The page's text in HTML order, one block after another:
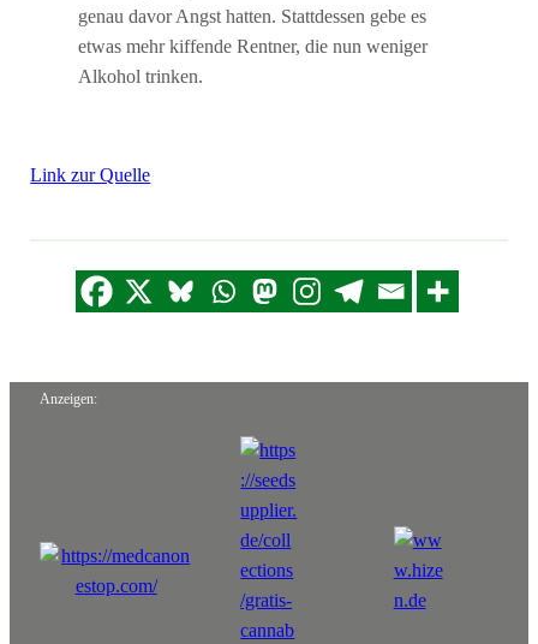
genau davor Angst hatten. Stattdessen gebe es
etwas mehr kiffende Rentner, die nun weniger
Alkohol trinken.
Link zur Quelle
Anzeigen: